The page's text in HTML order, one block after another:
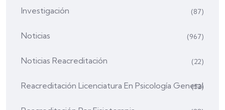
Investigación (87)
Noticias (967)
Noticias Reacreditación (22)
Reacreditación Licenciatura En Psicología General
(52)